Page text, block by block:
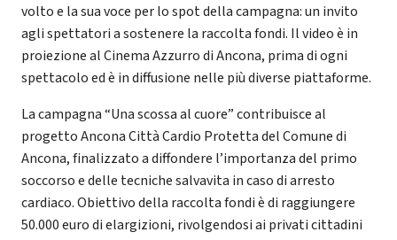
volto e la sua voce per lo spot della campagna: un invito
agli spettatori a sostenere la raccolta fondi. Il video è in
proiezione al Cinema Azzurro di Ancona, prima di ogni
spettacolo ed è in diffusione nelle più diverse piattaforme.
La campagna “Una scossa al cuore” contribuisce al
progetto Ancona Città Cardio Protetta del Comune di
Ancona, finalizzato a diffondere l’importanza del primo
soccorso e delle tecniche salvavita in caso di arresto
cardiaco. Obiettivo della raccolta fondi è di raggiungere
50.000 euro di elargizioni, rivolgendosi ai privati cittadini